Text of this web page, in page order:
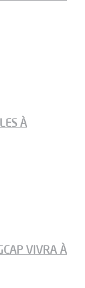
À
VIVRA À